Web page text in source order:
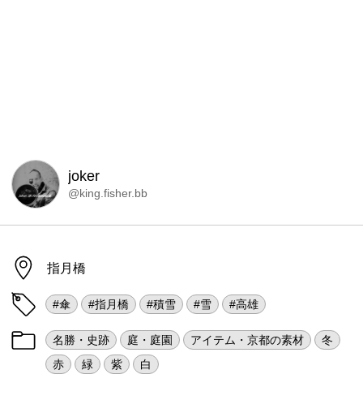
joker
@king.fisher.bb
指月橋
#傘 #指月橋 #積雪 #雪 #高雄
名勝・史跡 庭・庭園 アイテム・京都の素材
冬
赤
緑 紫 白